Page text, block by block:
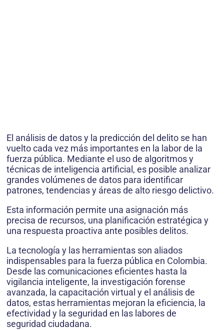
El análisis de datos y la predicción del delito se han
vuelto cada vez más importantes en la labor de la
fuerza pública. Mediante el uso de algoritmos y
técnicas de inteligencia artificial, es posible analizar
grandes volúmenes de datos para identificar
patrones, tendencias y áreas de alto riesgo delictivo.
Esta información permite una asignación más
precisa de recursos, una planificación estratégica y
una respuesta proactiva ante posibles delitos.
La tecnología y las herramientas son aliados
indispensables para la fuerza pública en Colombia.
Desde las comunicaciones eficientes hasta la
vigilancia inteligente, la investigación forense
avanzada, la capacitación virtual y el análisis de
datos, estas herramientas mejoran la eficiencia, la
efectividad y la seguridad en las labores de
seguridad ciudadana.